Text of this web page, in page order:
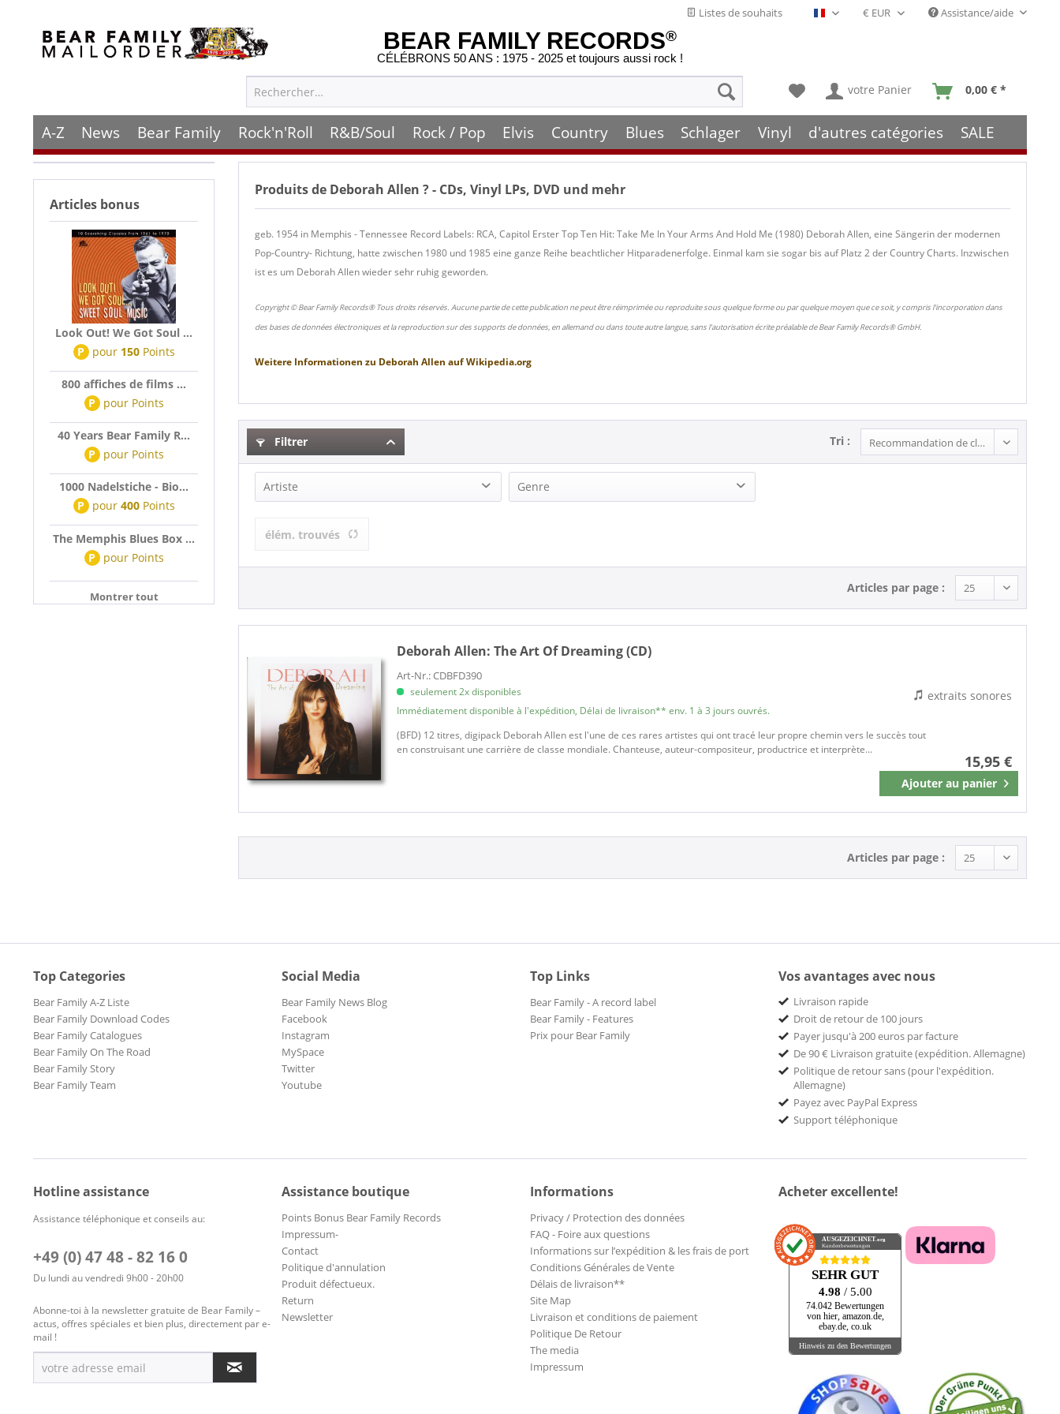
Listes de souhaits Français- FR Assistance/aide
BEAR FAMILY RECORDS®
CÉLÉBRONS 50 ANS : 1975 - 2025 et toujours aussi rock !
votre Panier 0,00 € *
A-Z News Bear Family Rock'n'Roll R&B/Soul Rock / Pop Elvis Country Blues Schlager Vinyl d'autres catégories SALE
Articles bonus
Look Out! We Got Soul ...
P pour 150Points
800 affiches de films ...
P pour Points
40 Years Bear Family R...
P pour Points
1000 Nadelstiche - Bio...
P pour 400Points
The Memphis Blues Box ...
P pour Points
Montrer tout
Produits de Deborah Allen ? - CDs, Vinyl LPs, DVD und mehr
geb. 1954 in Memphis - Tennessee Record Labels: RCA, Capitol Erster Top Ten Hit: Take Me In Your Arms And Hold Me (1980) Deborah Allen, eine Sängerin der modernen
Pop-Country- Richtung, hatte zwischen 1980 und 1985 eine ganze Reihe beachtlicher Hitparadenerfolge. Einmal kam sie sogar bis auf Platz 2 der Country Charts. Inzwischen
ist es um Deborah Allen wieder sehr ruhig geworden.
Copyright © Bear Family Records® Tous droits réservés. Aucune partie de cette publication ne peut être réimprimée ou reproduite sous quelque forme ou par quelque moyen que ce soit, y compris l'incorporation dans
des bases de données électroniques et la reproduction sur des supports de données, en allemand ou dans toute autre langue, sans l'autorisation écrite préalable de Bear Family Records® GmbH.
Weitere Informationen zu Deborah Allen aufWikipedia.org
Filtrer Tri :
Artiste Genre
élém. trouvés
Articles par page :
Deborah Allen:The Art Of Dreaming (CD)
Art-Nr.: CDBFD390
seulement 2x disponibles
Immédiatement disponible à l'expédition, Délai de livraison** env. 1 à 3 jours ouvrés.
(BFD) 12 titres, digipack Deborah Allen est l'une de ces rares artistes qui ont tracé leur propre chemin vers le succès tout
en construisant une carrière de classe mondiale. Chanteuse, auteur-compositeur, productrice et interprète...
15,95 €
Ajouter au panier
Mémoriser
extraits sonores
Articles par page :
Top Categories
Bear Family A-Z Liste
Bear Family Download Codes
Bear Family Catalogues
Bear Family On The Road
Bear Family Story
Bear Family Team
Social Media
Bear Family News Blog
Facebook
Instagram
MySpace
Twitter
Youtube
Top Links
Bear Family - A record label
Bear Family - Features
Prix pour Bear Family
Vos avantages avec nous
Livraison rapide
Droit de retour de 100 jours
Payer jusqu'à 200 euros par facture
De 90 € Livraison gratuite (expédition. Allemagne)
Politique de retour sans (pour l'expédition.
Allemagne)
Payez avec PayPal Express
Support téléphonique
Hotline assistance
Assistance téléphonique et conseils au:
+49 (0) 47 48 - 82 16 0
Du lundi au vendredi 9h00 - 20h00
Abonne-toi à la newsletter gratuite de Bear Family –
actus, offres spéciales et bien plus, directement par e-
mail !
Assistance boutique
Points Bonus Bear Family Records
Impressum-
Contact
Politique d'annulation
Produit défectueux.
Return
Newsletter
Informations
Privacy / Protection des données
FAQ - Foire aux questions
Informations sur l’expédition & les frais de port
Conditions Générales de Vente
Délais de livraison**
Site Map
Livraison et conditions de paiement
Politique De Retour
The media
Impressum
Acheter excellente!
AUSGEZEICHNET .org
Kundenbewertungen
SEHR GUT
4.98 / 5.00
74.042 Bewertungen
von hier, amazon.de,
ebay.de, co.uk
Hinweis zu den Bewertungen